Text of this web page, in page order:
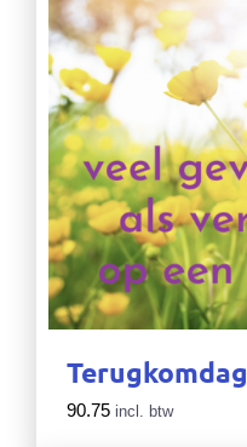
Terugkomdag
90.75 incl. btw